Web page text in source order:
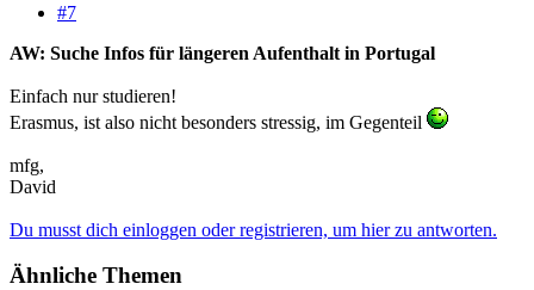
#7
AW: Suche Infos für längeren Aufenthalt in Portugal
Einfach nur studieren!
Erasmus, ist also nicht besonders stressig, im Gegenteil
mfg,
David
Du musst dich einloggen oder registrieren, um hier zu antworten.
Ähnliche Themen